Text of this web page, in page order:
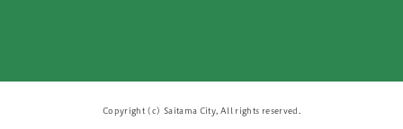
Copyright (c) Saitama City, All rights reserved.